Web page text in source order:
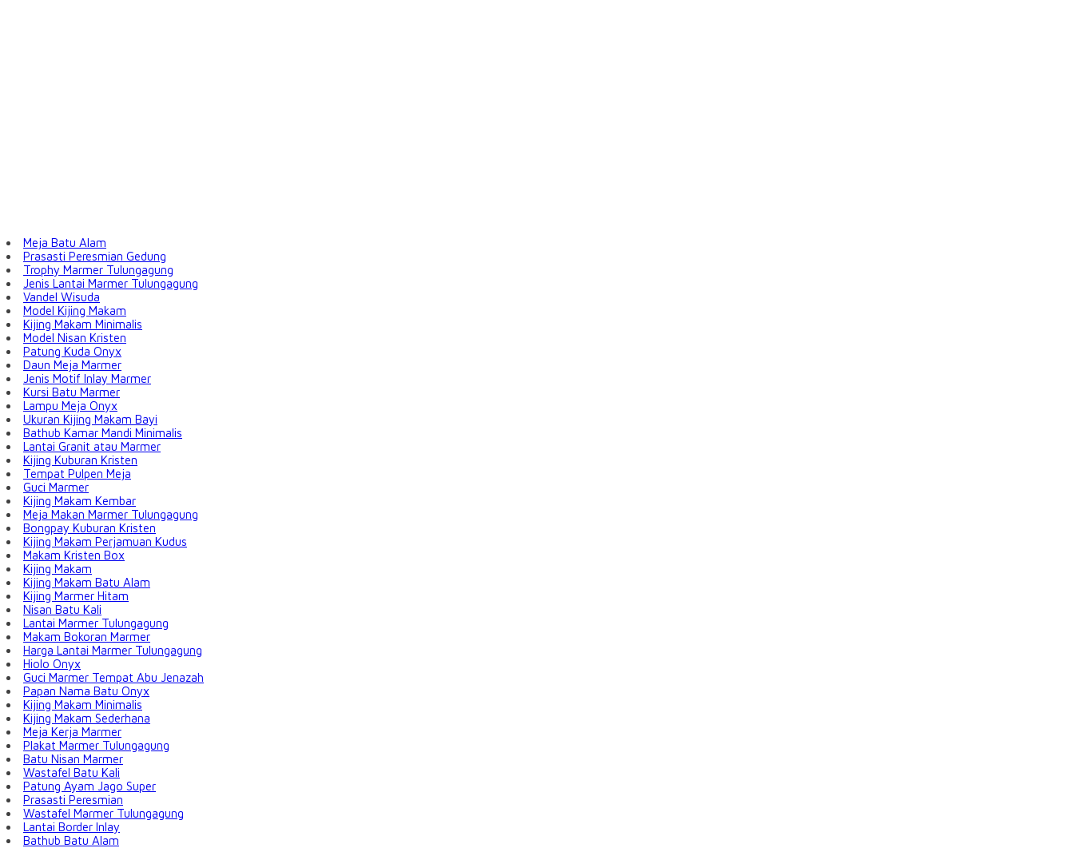
Meja Batu Alam
Prasasti Peresmian Gedung
Trophy Marmer Tulungagung
Jenis Lantai Marmer Tulungagung
Vandel Wisuda
Model Kijing Makam
Kijing Makam Minimalis
Model Nisan Kristen
Patung Kuda Onyx
Daun Meja Marmer
Jenis Motif Inlay Marmer
Kursi Batu Marmer
Lampu Meja Onyx
Ukuran Kijing Makam Bayi
Bathub Kamar Mandi Minimalis
Lantai Granit atau Marmer
Kijing Kuburan Kristen
Tempat Pulpen Meja
Guci Marmer
Kijing Makam Kembar
Meja Makan Marmer Tulungagung
Bongpay Kuburan Kristen
Kijing Makam Perjamuan Kudus
Makam Kristen Box
Kijing Makam
Kijing Makam Batu Alam
Kijing Marmer Hitam
Nisan Batu Kali
Lantai Marmer Tulungagung
Makam Bokoran Marmer
Harga Lantai Marmer Tulungagung
Hiolo Onyx
Guci Marmer Tempat Abu Jenazah
Papan Nama Batu Onyx
Kijing Makam Minimalis
Kijing Makam Sederhana
Meja Kerja Marmer
Plakat Marmer Tulungagung
Batu Nisan Marmer
Wastafel Batu Kali
Patung Ayam Jago Super
Prasasti Peresmian
Wastafel Marmer Tulungagung
Lantai Border Inlay
Bathub Batu Alam